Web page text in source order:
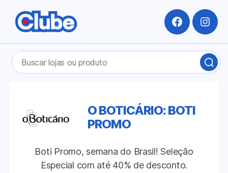
Pesquisar
por:
Facebook
O BOTICÁRIO: BOTI
PROMO
Boti Promo, semana do Brasil! Seleção
Especial com até 40% de desconto.